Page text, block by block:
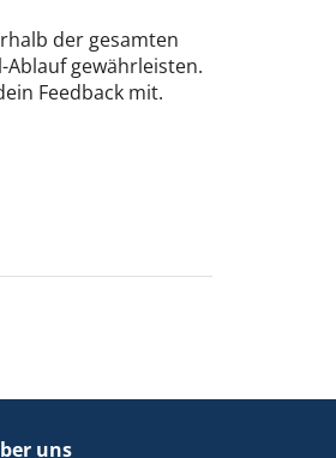
der gesamten
gewährleisten.
Feedback mit.
uns